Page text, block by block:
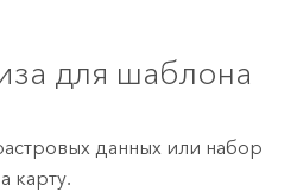
для шаблона
данных или набор
карту.